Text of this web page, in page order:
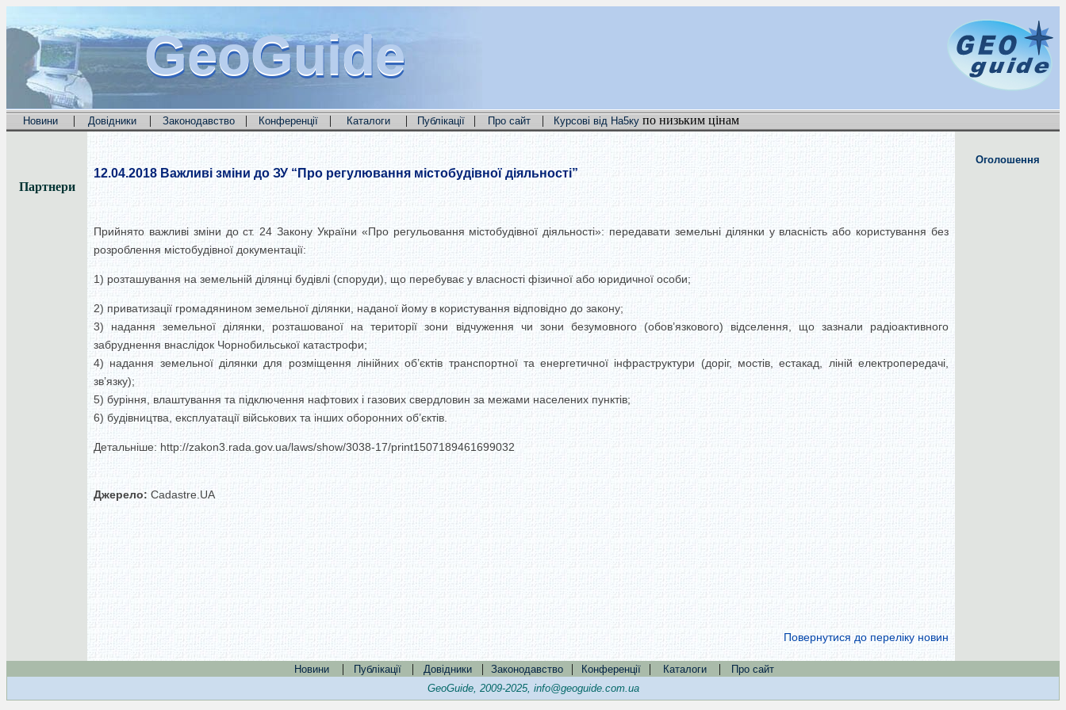
GeoGuide
GeoGuide
GeoGuide
Новини | Довідники | Законодавство | Конференції | Каталоги | Публікації | Про сайт | Курсові від На5ку по низьким цінам
Партнери
12.04.2018 Важливі зміни до ЗУ “Про регулювання містобудівної діяльності”
Прийнято важливі зміни до ст. 24 Закону України «Про регульовання містобудівної діяльності»: передавати земельні ділянки у власність або користування без
розроблення містобудівної документації:
1) розташування на земельній ділянці будівлі (споруди), що перебуває у власності фізичної або юридичної особи;
2) приватизації громадянином земельної ділянки, наданої йому в користування відповідно до закону;
3) надання земельної ділянки, розташованої на території зони відчуження чи зони безумовного (обов’язкового) відселення, що зазнали радіоактивного
забруднення внаслідок Чорнобильської катастрофи;
4) надання земельної ділянки для розміщення лінійних об’єктів транспортної та енергетичної інфраструктури (доріг, мостів, естакад, ліній електропередачі,
зв’язку);
5) буріння, влаштування та підключення нафтових і газових свердловин за межами населених пунктів;
6) будівництва, експлуатації військових та інших оборонних об’єктів.
Детальніше: http://zakon3.rada.gov.ua/laws/show/3038-17/print1507189461699032
Джерело: Cadastre.UA
Повернутися до переліку новин
Оголошення
Новини | Публікації | Довідники | Законодавство | Конференції | Каталоги |
Про сайт
GeoGuide, 2009-2025, info@geoguide.com.ua